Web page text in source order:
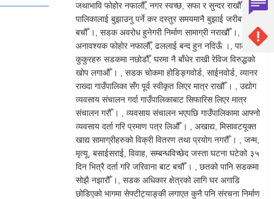
जथाभावि फोहोर नफालौँ, नगर स्वच्छ, सफा र सुन्दर राखौँ ।, गाउँ
पालिकालाई बुझाउनु पर्ने कर दस्तुर समयमानै बुझाई जरीबाना बाट
बचौँ ।, सडक अवरोध हुनेगरी निर्माण सामाग्री नराखौँ ।, ढलमा
अनावश्यक फोहोर नफालौँ, ढललाई बन्द हुन नदिऊँ ।, पाल्तु
कुकुरहरु सडकमा नछोडौँ, घरमा नै बाँधेर राखी रेविज विरुद्धको
खोप लगाऔँ । , सडक चोकमा होडिङ्गवोर्ड, साईनवोर्ड, व्यानर
राख्दा गाउँपालिका सँग पूर्व स्वीकृत लिएर मात्र राखौँ । , उद्योग
व्यवसाय संचालन गर्दा गाउँपालिकाबाट सिफारिस लिएर मात्र
संचालन गरौँ । , व्यवसाय संचालन भएपछि गाउँपालिकामा आफ्नो
व्यवसाय दर्ता गरि प्रमाण पत्र लिऔँ । , अखाद्य, मिसावटयूक्त
खाद्य सामाग्रीहरुको विक्री वितरण तथा प्रयोग नगरौँ । , जन्म,
मृत्यू, बसाईसराई, विवाह, सम्बन्धविच्छेद जस्ता घटना घटेको ३५
दिन भित्रै दर्ता गरि जरिवाना बाट बचौँ । , छतको पानि सडकमा
सोझै नझारौँ ।, सडक अधिकार क्षेत्रको लागि घर अगाडि
छोडिएको भागमा सेफ्टीट्याङ्की लगाएत कुनै पनि संरचना निर्माण